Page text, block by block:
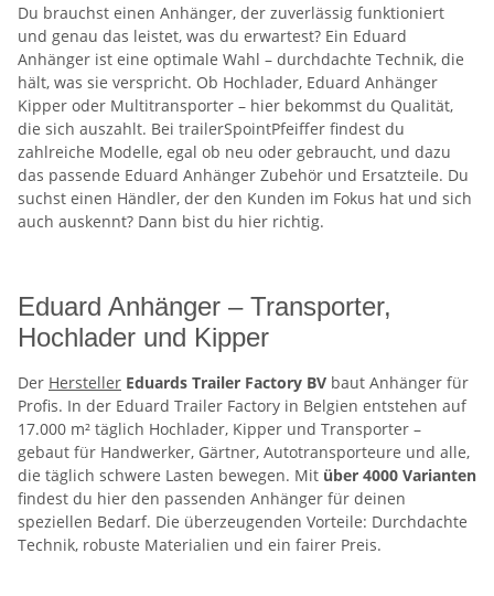
Du brauchst einen Anhänger, der zuverlässig funktioniert
und genau das leistet, was du erwartest? Ein Eduard
Anhänger ist eine optimale Wahl – durchdachte Technik, die
hält, was sie verspricht. Ob Hochlader, Eduard Anhänger
Kipper oder Multitransporter – hier bekommst du Qualität,
die sich auszahlt. Bei trailerSpointPfeiffer findest du
zahlreiche Modelle, egal ob neu oder gebraucht, und dazu
das passende Eduard Anhänger Zubehör und Ersatzteile. Du
suchst einen Händler, der den Kunden im Fokus hat und sich
auch auskennt? Dann bist du hier richtig.
Eduard Anhänger – Transporter,
Hochlader und Kipper
Der Hersteller Eduards Trailer Factory BV baut Anhänger für
Profis. In der Eduard Trailer Factory in Belgien entstehen auf
17.000 m² täglich Hochlader, Kipper und Transporter –
gebaut für Handwerker, Gärtner, Autotransporteure und alle,
die täglich schwere Lasten bewegen. Mit über 4000 Varianten
findest du hier den passenden Anhänger für deinen
speziellen Bedarf. Die überzeugenden Vorteile: Durchdachte
Technik, robuste Materialien und ein fairer Preis.